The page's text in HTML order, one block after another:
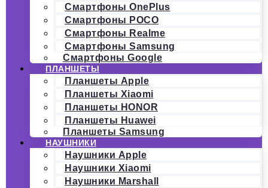
Смартфоны OnePlus
Смартфоны POCO
Смартфоны Realme
Смартфоны Samsung
Смартфоны Google
ПЛАНШЕТЫ
Планшеты Apple
Планшеты Xiaomi
Планшеты HONOR
Планшеты Huawei
Планшеты Samsung
НАУШНИКИ
Наушники Apple
Наушники Xiaomi
Наушники Marshall